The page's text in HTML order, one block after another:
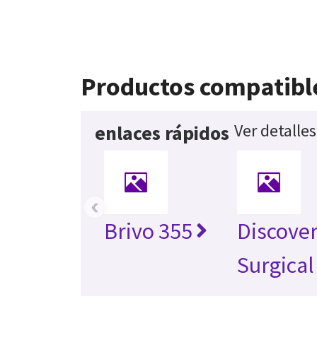
Productos
enlaces rápidos Ver
Brivo 355
‹